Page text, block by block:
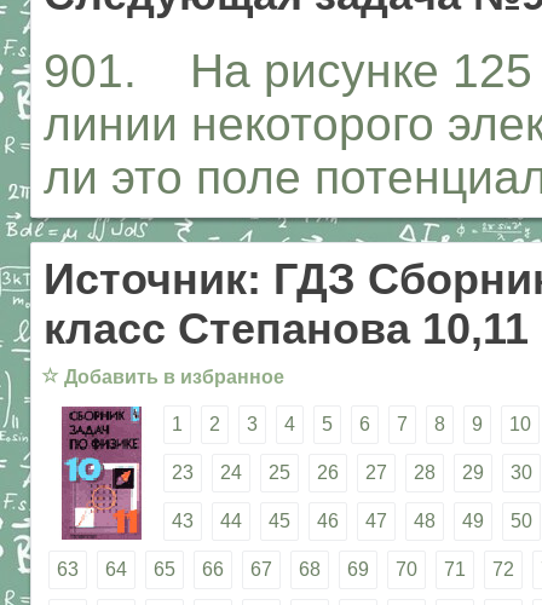
901. На рисунке 125
линии некоторого
ли это поле
Источник: ГДЗ
класс Степанова 10,11
☆ Добавить в избранное
1 2 3 4 5 6 7 8 9 10
23 24 25 26 27 28 29 30
43 44 45 46 47 48 49 50
63 64 65 66 67 68 69 70 71 72